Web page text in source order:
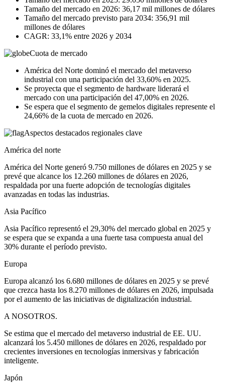
Tamaño del mercado en 2026: 36,17 mil millones de dólares
Tamaño del mercado previsto para 2034: 356,91 mil
millones de dólares
CAGR: 33,1% entre 2026 y 2034
Cuota de mercado
América del Norte dominó el mercado del metaverso
industrial con una participación del 33,60% en 2025.
Se proyecta que el segmento de hardware liderará el
mercado con una participación del 47,00% en 2026.
Se espera que el segmento de gemelos digitales represente el
24,66% de la cuota de mercado en 2026.
Aspectos destacados regionales clave
América del norte
América del Norte generó 9.750 millones de dólares en 2025 y se
prevé que alcance los 12.260 millones de dólares en 2026,
respaldada por una fuerte adopción de tecnologías digitales
avanzadas en todas las industrias.
Asia Pacífico
Asia Pacífico representó el 29,30% del mercado global en 2025 y
se espera que se expanda a una fuerte tasa compuesta anual del
30% durante el período previsto.
Europa
Europa alcanzó los 6.680 millones de dólares en 2025 y se prevé
que crezca hasta los 8.270 millones de dólares en 2026, impulsada
por el aumento de las iniciativas de digitalización industrial.
A NOSOTROS.
Se estima que el mercado del metaverso industrial de EE. UU.
alcanzará los 5.450 millones de dólares en 2026, respaldado por
crecientes inversiones en tecnologías inmersivas y fabricación
inteligente.
Japón